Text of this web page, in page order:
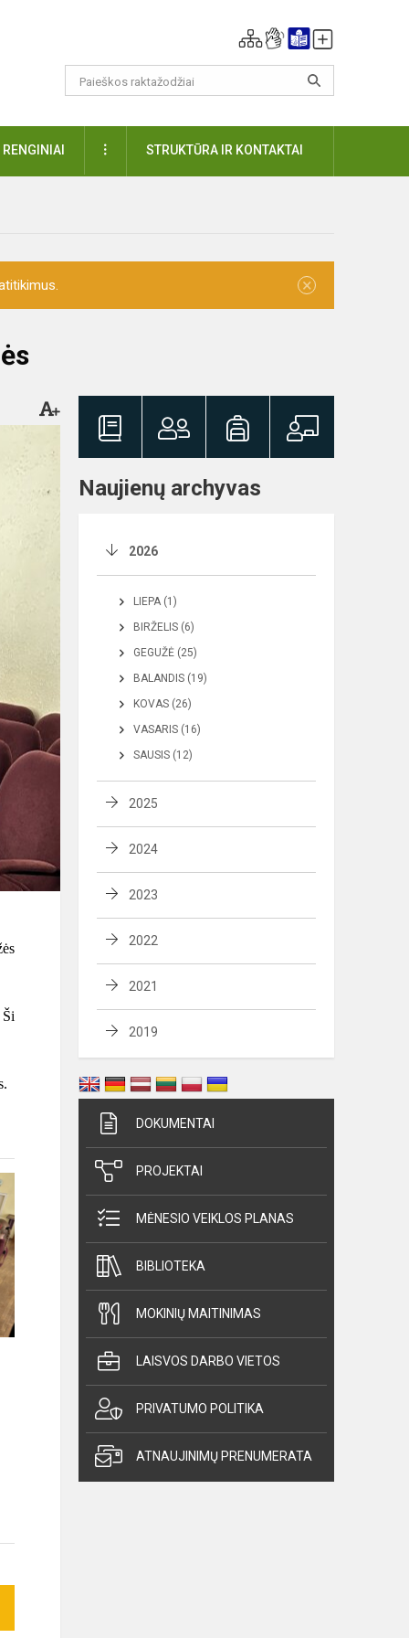
RENGINIAI DAUGIAUSTRUKTŪRA IR KONTAKTAI
×
Naujienų archyvas
2026
LIEPA (1)
BIRŽELIS (6)
GEGUŽĖ (25)
BALANDIS (19)
KOVAS (26)
VASARIS (16)
SAUSIS (12)
2025
2024
2023
2022
2021
2019
DOKUMENTAI
PROJEKTAI
MĖNESIO VEIKLOS PLANAS
BIBLIOTEKA
MOKINIŲ MAITINIMAS
LAISVOS DARBO VIETOS
PRIVATUMO POLITIKA
ATNAUJINIMŲ PRENUMERATA